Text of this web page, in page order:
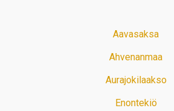
Aavasaksa
Ahvenanmaa
Aurajokilaakso
Enontekiö